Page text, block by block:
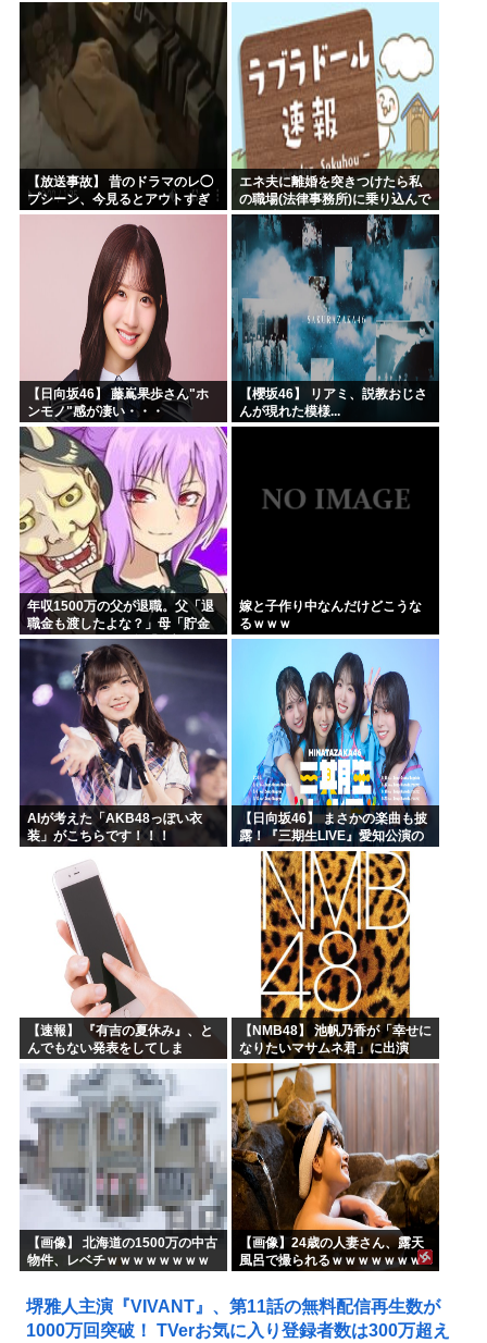
ｗｗｗｗ
【放送事故】 昔のドラマのレ◯
プシーン、今見るとアウトすぎ
る・・・
エネ夫に離婚を突きつけたら私
の職場(法律事務所)に乗り込んで
きた 堂々と「離婚の法律相談で
す。母の薦めでこちらに参りま
した」と言っているが、...
【日向坂46】 藤嶌果歩さん"ホ
ンモノ"感が凄い・・・
【櫻坂46】 リアミ、説教おじさ
んが現れた模様...
年収1500万の父が退職。父「退
職金も渡したよな？」母「貯金
なんてないよー」父「全部なく
なったの！？」→予想外の返事
に家族騒然となり…
嫁と子作り中なんだけどこうな
るｗｗｗ
AIが考えた「AKB48っぽい衣
装」がこちらです！！！
【日向坂46】 まさかの楽曲も披
露！『三期生LIVE』愛知公演の
レポがこちら
【速報】 『有吉の夏休み』、と
んでもない発表をしてしま
う！！！！！
【NMB48】 池帆乃香が「幸せに
なりたいマサムネ君」に出演
【画像】 北海道の1500万の中古
物件、レベチｗｗｗｗｗｗｗｗ
【画像】24歳の人妻さん、露天
風呂で撮られるｗｗｗｗｗｗｗ
堺雅人主演『VIVANT』、第11話の無料配信再生数が
1000万回突破！ TVerお気に入り登録者数は300万超え